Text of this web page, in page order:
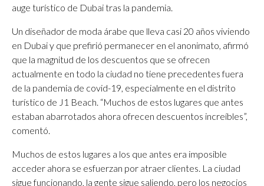
auge turístico de Dubai tras la pandemia.
Un diseñador de moda árabe que lleva casi 20 años viviendo
en Dubai y que prefirió permanecer en el anonimato, afirmó
que la magnitud de los descuentos que se ofrecen
actualmente en todo la ciudad no tiene precedentes fuera
de la pandemia de covid-19, especialmente en el distrito
turístico de J1 Beach. “Muchos de estos lugares que antes
estaban abarrotados ahora ofrecen descuentos increíbles”,
comentó.
Muchos de estos lugares a los que antes era imposible
acceder ahora se esfuerzan por atraer clientes. La ciudad
sigue funcionando, la gente sigue saliendo, pero los negocios